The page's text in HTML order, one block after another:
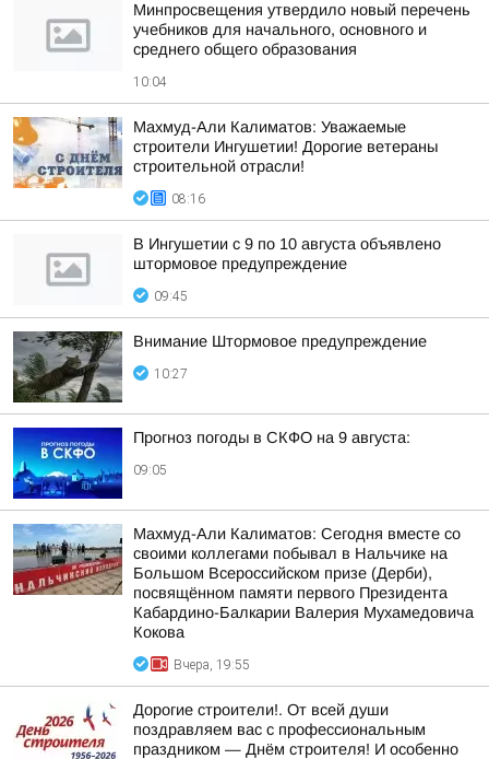
Минпросвещения утвердило новый перечень
учебников для начального, основного и
среднего общего образования
10:04
Махмуд-Али Калиматов: Уважаемые
строители Ингушетии! Дорогие ветераны
строительной отрасли!
08:16
В Ингушетии с 9 по 10 августа объявлено
штормовое предупреждение
09:45
Внимание Штормовое предупреждение
10:27
Прогноз погоды в СКФО на 9 августа:
09:05
Махмуд-Али Калиматов: Сегодня вместе со
своими коллегами побывал в Нальчике на
Большом Всероссийском призе (Дерби),
посвящённом памяти первого Президента
Кабардино-Балкарии Валерия Мухамедовича
Кокова
Вчера, 19:55
Дорогие строители!. От всей души
поздравляем вас с профессиональным
праздником — Днём строителя! И особенно